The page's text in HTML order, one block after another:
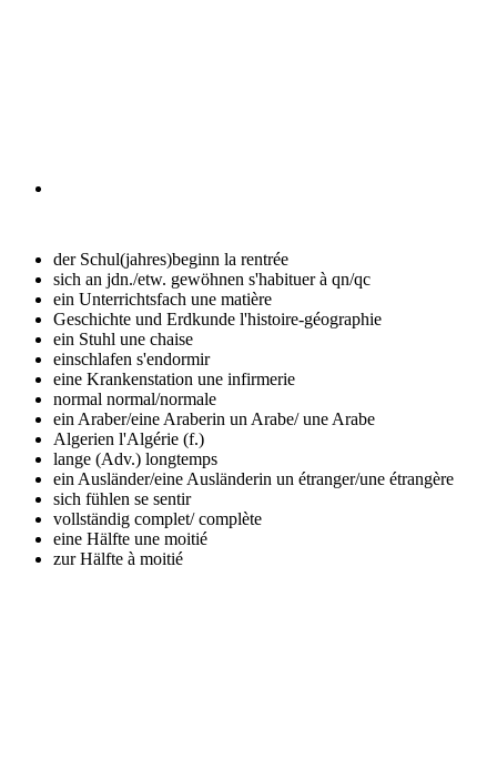
der Schul(jahres)beginn la rentrée
sich an jdn./etw. gewöhnen s'habituer à qn/qc
ein Unterrichtsfach une matière
Geschichte und Erdkunde l'histoire-géographie
ein Stuhl une chaise
einschlafen s'endormir
eine Krankenstation une infirmerie
normal normal/normale
ein Araber/eine Araberin un Arabe/ une Arabe
Algerien l'Algérie (f.)
lange (Adv.) longtemps
ein Ausländer/eine Ausländerin un étranger/une étrangère
sich fühlen se sentir
vollständig complet/ complète
eine Hälfte une moitié
zur Hälfte à moitié